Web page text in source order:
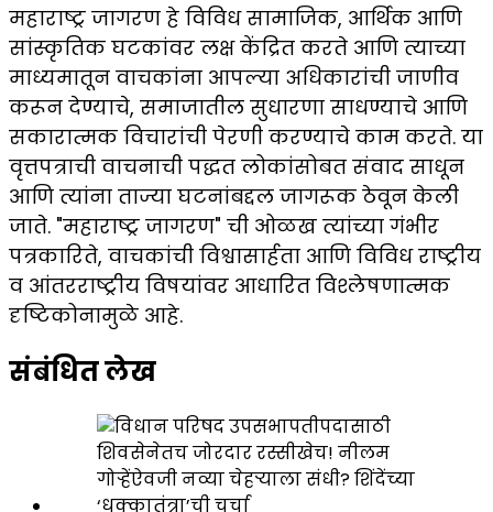
महाराष्ट्र जागरण हे विविध सामाजिक, आर्थिक आणि
सांस्कृतिक घटकांवर लक्ष केंद्रित करते आणि त्याच्या
माध्यमातून वाचकांना आपल्या अधिकारांची जाणीव
करून देण्याचे, समाजातील सुधारणा साधण्याचे आणि
सकारात्मक विचारांची पेरणी करण्याचे काम करते. या
वृत्तपत्राची वाचनाची पद्धत लोकांसोबत संवाद साधून
आणि त्यांना ताज्या घटनांबद्दल जागरूक ठेवून केली
जाते. "महाराष्ट्र जागरण" ची ओळख त्यांच्या गंभीर
पत्रकारिते, वाचकांची विश्वासार्हता आणि विविध राष्ट्रीय
व आंतरराष्ट्रीय विषयांवर आधारित विश्लेषणात्मक
दृष्टिकोनामुळे आहे.
संबंधित लेख